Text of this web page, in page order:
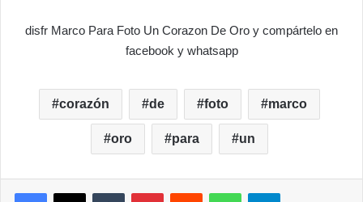
disfr Marco Para Foto Un Corazon De Oro y compártelo en
facebook y whatsapp
corazón de foto marco
oro para un
FacebookX Tumblr PinterestReddit WhatsAppTelegram